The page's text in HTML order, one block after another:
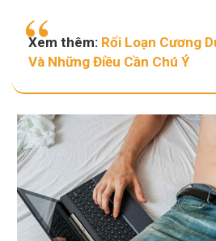
Xem thêm: Rối Loạn Cương
Và Những Điều Cần Chú Ý